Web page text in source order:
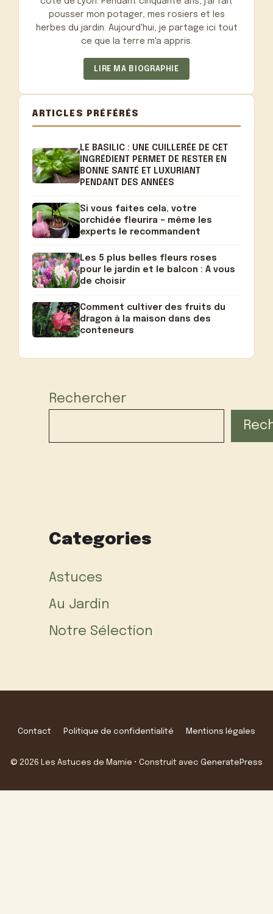
pousser mon potager, mes rosiers et les
herbes du jardin. Aujourd'hui, je partage ici tout
ce que la terre m'a appris.
LIRE MA BIOGRAPHIE
ARTICLES PRÉFÉRÉS
LE BASILIC : UNE CUILLERÉE DE CET
INGRÉDIENT PERMET DE RESTER EN
BONNE SANTÉ ET LUXURIANT
PENDANT DES ANNÉES
Si vous faites cela, votre
orchidée fleurira – même les
experts le recommandent
Les 5 plus belles fleurs roses
pour le jardin et le balcon : A vous
de choisir
Comment cultiver des fruits du
dragon à la maison dans des
conteneurs
Rechercher
Categories
Astuces
Au Jardin
Notre Sélection
Contact Politique de confidentialité Mentions légales
© 2026 Les Astuces de Mamie • Construit avec GeneratePress